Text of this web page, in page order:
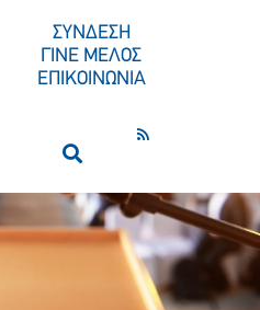
ΣΥΝΔΕΣΗ
ΓΙΝΕ ΜΕΛΟΣ
ΕΠΙΚΟΙΝΩΝΙΑ